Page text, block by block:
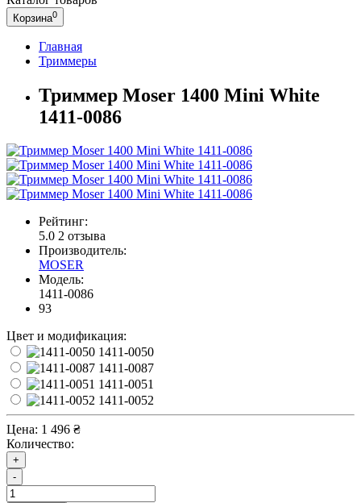
Корзина0
Главная
Триммеры
Триммер Moser 1400 Mini White
1411-0086
Рейтинг:
5.0 2 отзыва
Производитель:
MOSER
Модель:
1411-0086
93
Цвет и модификация:
1411-0050
1411-0087
1411-0051
1411-0052
Цена: 1 496 ₴
Количество:
+
-